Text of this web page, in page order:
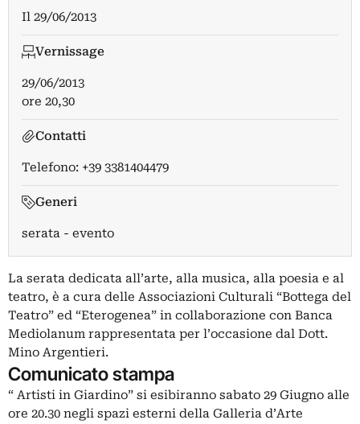
Il 29/06/2013
Vernissage
29/06/2013
ore 20,30
Contatti
Telefono: +39 3381404479
Generi
serata - evento
La serata dedicata all’arte, alla musica, alla poesia e al
teatro, è a cura delle Associazioni Culturali “Bottega del
Teatro” ed “Eterogenea” in collaborazione con Banca
Mediolanum rappresentata per l’occasione dal Dott.
Mino Argentieri.
Comunicato stampa
“ Artisti in Giardino” si esibiranno sabato 29 Giugno alle
ore 20.30 negli spazi esterni della Galleria d’Arte